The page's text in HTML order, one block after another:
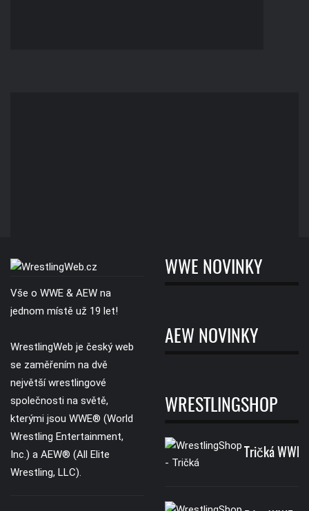
Vše o WWE & AEW na
jednom místě už 19 let!
WrestlingWeb je český web
se zaměřením na dvě
největší wrestlingové
společnosti na světě,
kterými jsou WWE® (World
Wrestling Entertainment,
Inc.) a AEW® (All Elite
Wrestling, LLC).
WWE NOVINKY
AEW NOVINKY
WRESTLINGSHOP
Tričká WWE